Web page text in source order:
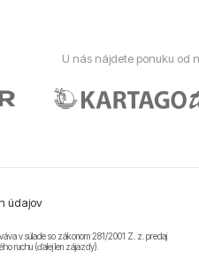
U nás nájdete ponuku od
údajov
v súlade so zákonom 281/2001 Z. z. predaj
ruchu (ďalej len zájazdy).